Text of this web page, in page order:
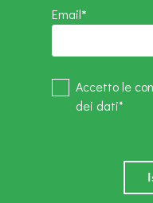
Email*
Accetto le
dei dati*